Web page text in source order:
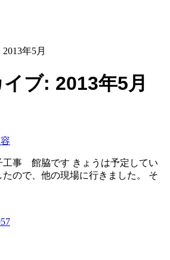
年5月
ブ: 2013年5月
事 館脇です きょうは予定してい
ので、他の現場に行きました。 そ